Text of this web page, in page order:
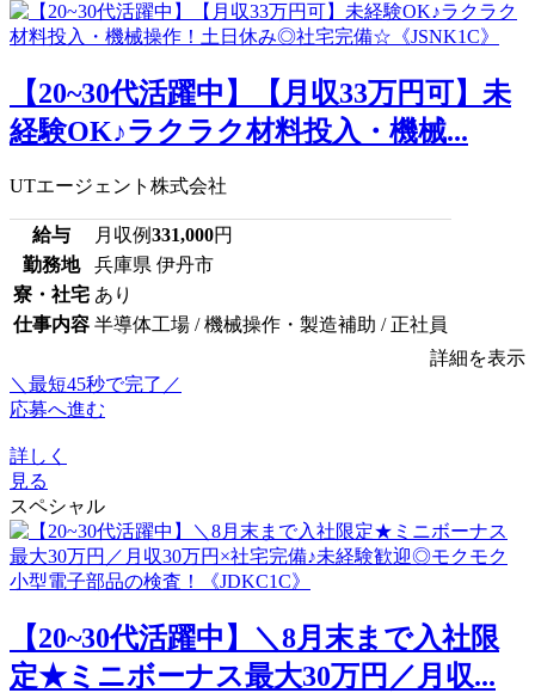
【20~30代活躍中】【月収33万円可】未
経験OK♪ラクラク材料投入・機械...
UTエージェント株式会社
給与 月収例331,000円
勤務地
兵庫県 伊丹市
寮・社宅 あり
仕事内容 半導体工場 / 機械操作・製造補助 / 正社員
詳細を表示
＼最短45秒で完了／
応募へ進む
詳しく
見る
スペシャル
【20~30代活躍中】＼8月末まで入社限
定★ミニボーナス最大30万円／月収...